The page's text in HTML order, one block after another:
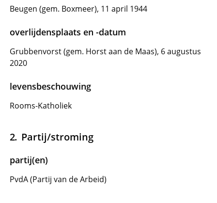
Beugen (gem. Boxmeer), 11 april 1944
overlijdensplaats en -datum
Grubbenvorst (gem. Horst aan de Maas), 6 augustus
2020
levensbeschouwing
Rooms-Katholiek
Partij/stroming
partij(en)
PvdA (Partij van de Arbeid)